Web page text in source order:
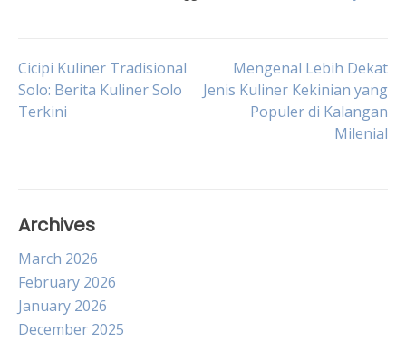
Post
navigation
Cicipi Kuliner Tradisional
Solo: Berita Kuliner Solo
Terkini
Mengenal Lebih Dekat
Jenis Kuliner Kekinian yang
Populer di Kalangan
Milenial
Archives
March 2026
February 2026
January 2026
December 2025